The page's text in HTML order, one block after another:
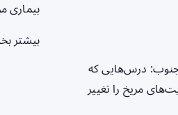
بیماری
بیشتر
قطب جنوب: درس‌هایی که
مریخ را تغییر